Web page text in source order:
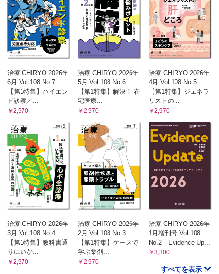
治療 CHIRYO 2026年
6月 Vol.108 No.7
【第1特集】ハイエン
ド診察／...
￥2,970
治療 CHIRYO 2026年
5月 Vol.108 No.6
【第1特集】解決！ 在
宅医療...
￥2,970
治療 CHIRYO 2026年
4月 Vol.108 No.5
【第1特集】ジェネラ
リストの...
￥2,970
治療 CHIRYO 2026年
3月 Vol.108 No.4
【第1特集】教科書通
りにいか...
￥2,970
治療 CHIRYO 2026年
2月 Vol.108 No.3
【第1特集】ケースで
学ぶ薬剤...
￥2,970
治療 CHIRYO 2026年
1月増刊号 Vol.108
No.2 Evidence Up...
￥3,300
すべてを表示